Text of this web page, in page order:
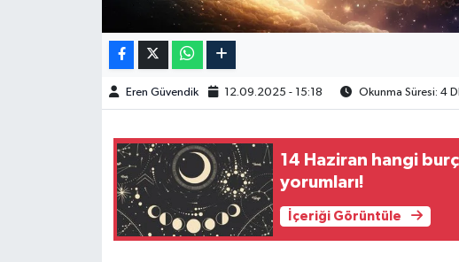
Eren Güvendik 12.09.2025 - 15:18 Okunma Süresi: 4
14 Haziran hangi
yorumları!
İçeriği Görüntüle
Kim kimdir?
Kültür Sanat